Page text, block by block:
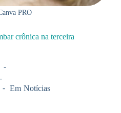
PRO
crônica na terceira
Em Notícias